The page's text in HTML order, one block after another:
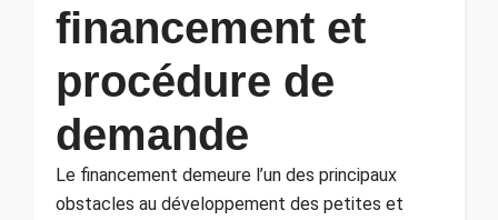
financement et
procédure de
demande
Le financement demeure l’un des principaux
obstacles au développement des petites et